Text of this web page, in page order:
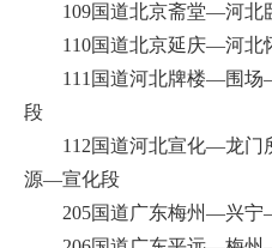
109国道北京斋堂—河北
110国道北京延庆—河北
111国道河北牌楼—围场
段
112国道河北宣化—龙门
源—宣化段
205国道广东梅州—兴宁